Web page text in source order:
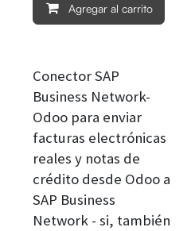
Agregar al carrito
Conector SAP
Business Network-
Odoo para enviar
facturas electrónicas
reales y notas de
crédito desde Odoo a
SAP Business
Network - si, también